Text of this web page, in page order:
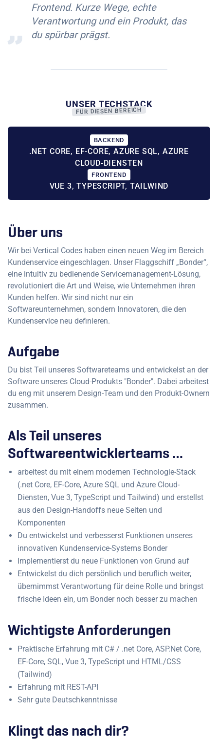
„
Frontend. Kurze Wege, echte
Verantwortung und ein Produkt, das
du spürbar prägst.
UNSER TECHSTACK
FÜR DIESEN BEREICH
BACKEND
.NET CORE, EF-CORE, AZURE SQL, AZURE
CLOUD-DIENSTEN
FRONTEND
VUE 3, TYPESCRIPT, TAILWIND
Über uns
Wir bei Vertical Codes haben einen neuen Weg im Bereich
Kundenservice eingeschlagen. Unser Flaggschiff „Bonder“,
eine intuitiv zu bedienende Servicemanagement-Lösung,
revolutioniert die Art und Weise, wie Unternehmen ihren
Kunden helfen. Wir sind nicht nur ein
Softwareunternehmen, sondern Innovatoren, die den
Kundenservice neu definieren.
Aufgabe
Du bist Teil unseres Softwareteams und entwickelst an der
Software unseres Cloud-Produkts "Bonder". Dabei arbeitest
du eng mit unserem Design-Team und den Produkt-Ownern
zusammen.
Als Teil unseres
Softwareentwicklerteams …
arbeitest du mit einem modernen Technologie-Stack
(.net Core, EF-Core, Azure SQL und Azure Cloud-
Diensten, Vue 3, TypeScript und Tailwind) und erstellst
aus den Design-Handoffs neue Seiten und
Komponenten
Du entwickelst und verbesserst Funktionen unseres
innovativen Kundenservice-Systems Bonder
Implementierst du neue Funktionen von Grund auf
Entwickelst du dich persönlich und beruflich weiter,
übernimmst Verantwortung für deine Rolle und bringst
frische Ideen ein, um Bonder noch besser zu machen
Wichtigste Anforderungen
Praktische Erfahrung mit C# / .net Core, ASP.Net Core,
EF-Core, SQL, Vue 3, TypeScript und HTML/CSS
(Tailwind)
Erfahrung mit REST-API
Sehr gute Deutschkenntnisse
Klingt das nach dir?